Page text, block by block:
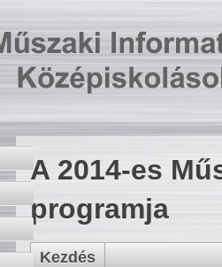
A 2014-es
programja
Kezdés